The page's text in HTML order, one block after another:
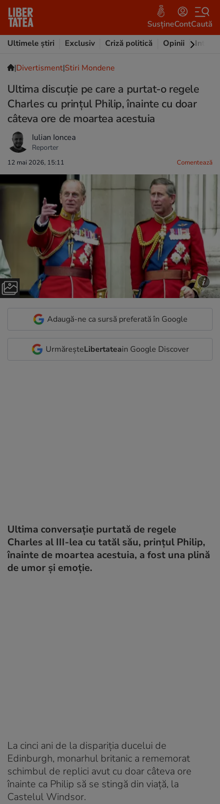
SusțineContCaută
Ultimele știri
Exclusiv Criză politică Opinii
|Divertisment|Stiri Mondene
Ultima discuție pe care a purtat-o regele
Charles cu prințul Philip, înainte cu doar
câteva ore de moartea acestuia
Iulian Ioncea
Reporter
12 mai 2026, 15:11 Comentează
Adaugă-ne ca sursă preferată în Google
UrmăreșteLibertateain Google Discover
Ultima conversație purtată de regele
Charles al III-lea cu tatăl său, prințul Philip,
înainte de moartea acestuia, a fost una plină
de umor și emoție.
La cinci ani de la dispariția ducelui de
Edinburgh, monarhul britanic a rememorat
schimbul de replici avut cu doar câteva ore
înainte ca Philip să se stingă din viață, la
Castelul Windsor.